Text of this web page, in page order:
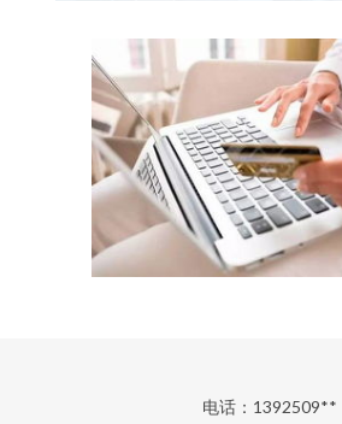
电话：1392509**